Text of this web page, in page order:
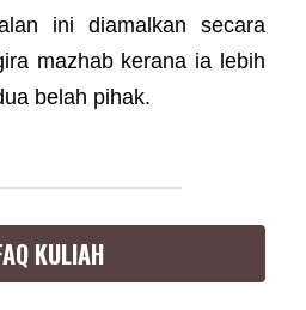
ini diamalkan secara
mazhab kerana ia lebih
belah pihak.
KULIAH